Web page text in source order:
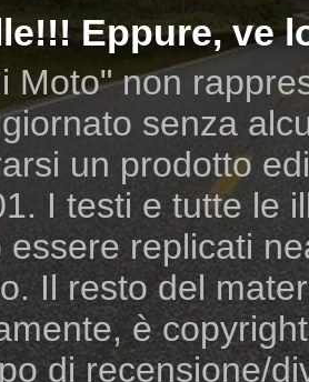
Eppure, ve
Moto" non
senza
un prodotto
I testi e tutte le
essere replicati
Il resto del
è
di recensione/